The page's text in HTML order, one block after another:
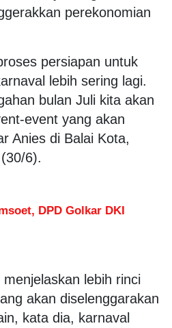
perekonomian
persiapan untuk
lebih sering lagi.
bulan Juli kita akan
event yang akan
Anies di Balai Kota,
6).
DPD Golkar DKI
lebih rinci
akan diselenggarakan
kata dia, karnaval